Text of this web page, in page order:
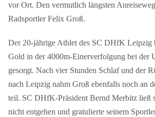
vor Ort. Den vermutlich längsten
Radsportler Felix Groß.
Der 20-jährige Athlet des SC DHfK Leipzig
Gold in der 4000m-Einerverfolgung bei der
gesorgt. Nach vier Stunden Schlaf und der
nach Leipzig nahm Groß ebenfalls noch an
teil. SC DHfK-Präsident Bernd Merbitz ließ
nicht entgehen und gratulierte seinem